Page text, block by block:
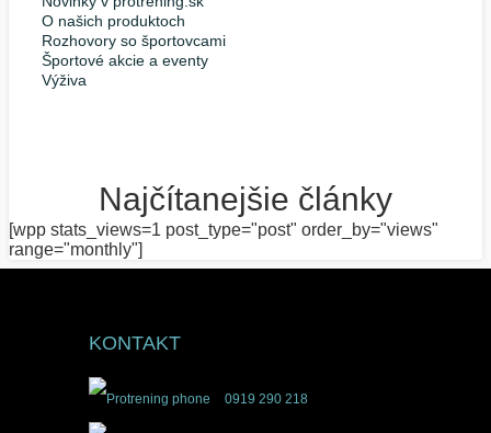
O našich produktoch
Rozhovory so športovcami
Športové akcie a eventy
Výživa
Najčítanejšie články
[wpp stats_views=1 post_type="post" order_by="views"
range="monthly"]
KONTAKT
0919 290 218